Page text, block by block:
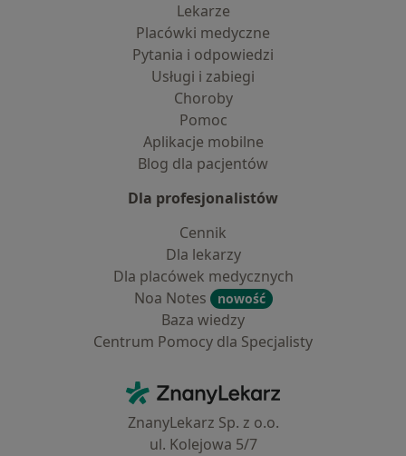
Lekarze
Placówki medyczne
Pytania i odpowiedzi
Usługi i zabiegi
Choroby
Pomoc
Aplikacje mobilne
Blog dla pacjentów
Dla profesjonalistów
Cennik
Dla lekarzy
Dla placówek medycznych
Noa Notes
nowość
Baza wiedzy
Centrum Pomocy dla Specjalisty
ZnanyLekarz - Strona główna
ZnanyLekarz Sp. z o.o.
ul. Kolejowa 5/7